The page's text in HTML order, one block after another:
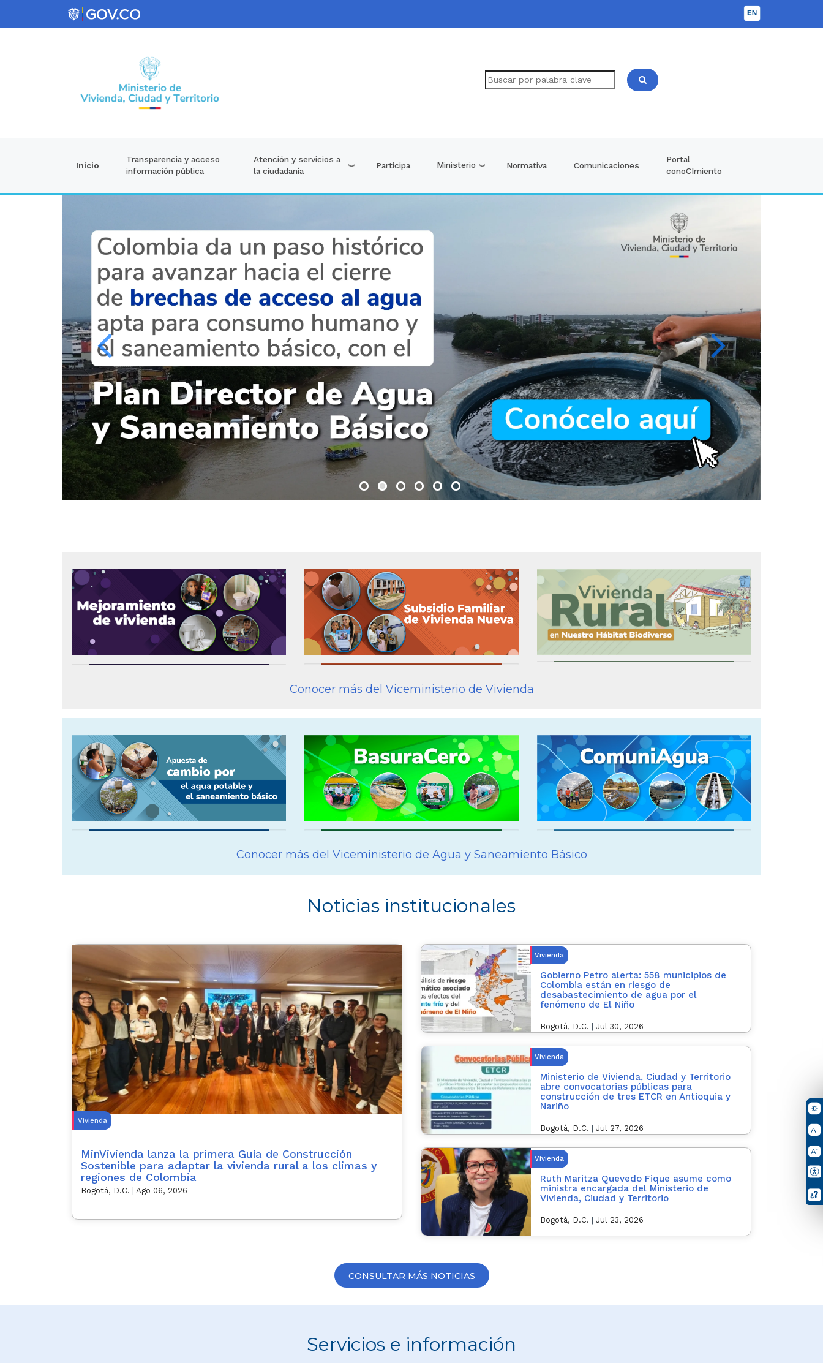
Inicio
Transparencia y acceso
información pública
Atención y servicios a
la ciudadanía
Participa Ministerio Normativa Comunicaciones
Portal
conoCImiento
Conocer más del Viceministerio de Vivienda
Conocer más del Viceministerio de Agua y Saneamiento Básico
Noticias institucionales
Vivienda
MinVivienda lanza la primera Guía de Construcción
Sostenible para adaptar la vivienda rural a los climas y
regiones de Colombia
Bogotá, D.C. Ago 06, 2026
Vivienda
Gobierno Petro alerta: 558 municipios de
Colombia están en riesgo de
desabastecimiento de agua por el
fenómeno de El Niño
Bogotá, D.C. |Jul 30, 2026
Vivienda
Ministerio de Vivienda, Ciudad y Territorio
abre convocatorias públicas para
construcción de tres ETCR en Antioquia y
Nariño
Bogotá, D.C. |Jul 27, 2026
Vivienda
Ruth Maritza Quevedo Fique asume como
ministra encargada del Ministerio de
Vivienda, Ciudad y Territorio
Bogotá, D.C. |Jul 23, 2026
CONSULTAR MÁS NOTICIAS
Servicios e información